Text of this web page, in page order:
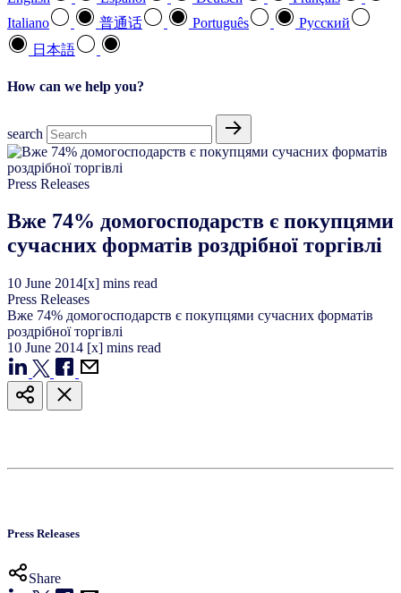
Italiano
普通话 Português
Pусский
日本語
How can we help you?
search
Press Releases
Вже 74% домогосподарств є покупцями
сучасних форматів роздрібної торгівлі
10 June 2014[x] mins read
Press Releases
Вже 74% домогосподарств є покупцями сучасних форматів
роздрібної торгівлі
10 June 2014 [x] mins read
Press Releases
Share